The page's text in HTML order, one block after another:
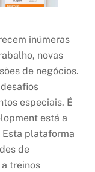
inúmeras
novas
de negócios.
especiais. É
está a
Esta plataforma
de
treinos